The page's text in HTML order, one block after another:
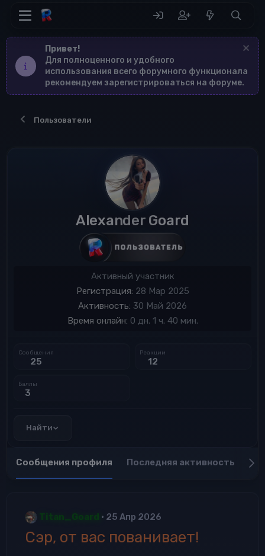
Привет!
Для полноценного и удобного
использования всего форумного функционала
рекомендуем зарегистрироваться на форуме.
Пользователи
Alexander Goard
Активный участник
Регистрация 28 Мар 2025
Активность 30 Май 2026
Время онлайн 0 дн. 1 ч. 40 мин.
Сообщения
25
Реакции
12
Баллы
3
Найти
Сообщения профиля Последняя активность
Titan_Goard 25 Апр 2026
Сэр, от вас пованивает!